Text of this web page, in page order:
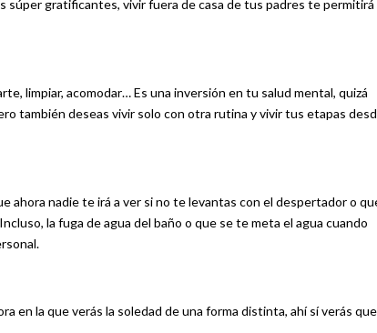
súper gratificantes, vivir fuera de casa de tus padres te permitirá
limpiar, acomodar… Es una inversión en tu salud mental, quizá
también deseas vivir solo con otra rutina y vivir tus etapas
ahora nadie te irá a ver si no te levantas con el despertador o
la fuga de agua del baño o que se te meta el agua cuando
en la que verás la soledad de una forma distinta, ahí sí verás que